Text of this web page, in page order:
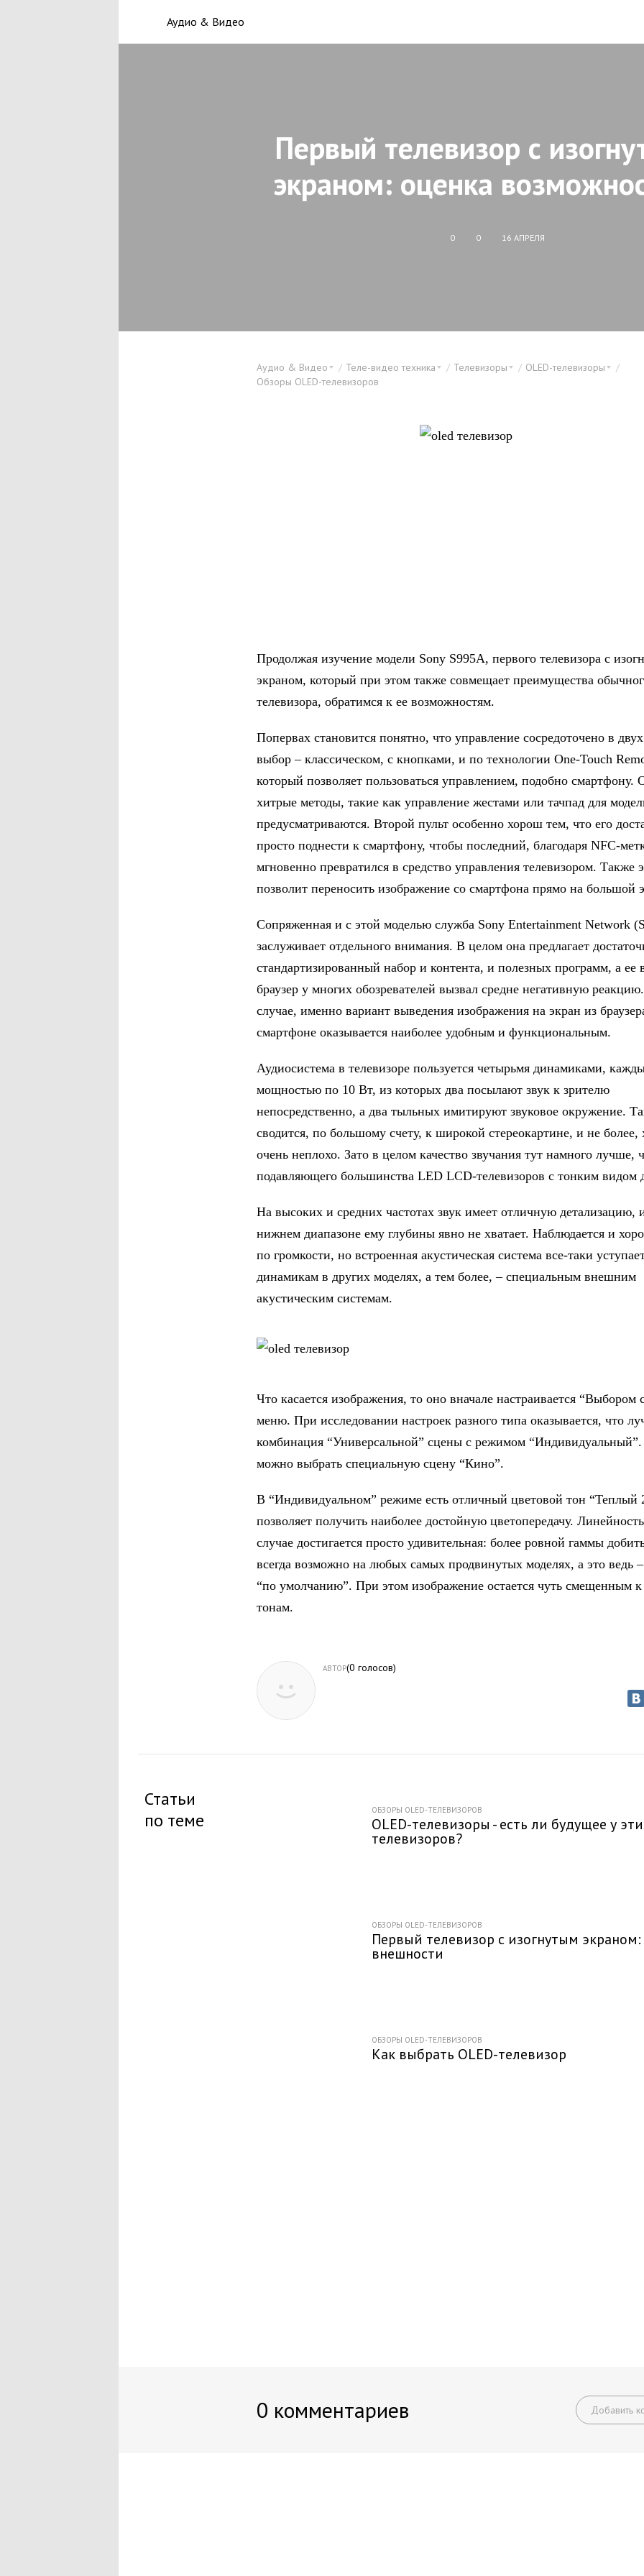
Аудио & Видео
Первый телевизор с
экраном: оценка
0 0 16 АПРЕЛЯ
Аудио & Видео Теле-видео техника Телевизоры
OLED-телевизоры
Обзоры OLED-телевизоров
Продолжая изучение модели Sony S995A, первого телевизора с
экраном, который при этом также совмещает преимущества
телевизора, обратимся к ее возможностям.
Попервах становится понятно, что управление сосредоточено в
выбор – классическом, с кнопками, и по технологии One-Touch
который позволяет пользоваться управлением, подобно смартфону.
хитрые методы, такие как управление жестами или тачпад для
предусматриваются. Второй пульт особенно хорош тем, что его
просто поднести к смартфону, чтобы последний, благодаря NFC-
мгновенно превратился в средство управления телевизором. Также
позволит переносить изображение со смартфона прямо на большой
Сопряженная и с этой моделью служба Sony Entertainment Network
заслуживает отдельного внимания. В целом она предлагает
стандартизированный набор и контента, и полезных программ, а ее
браузер у многих обозревателей вызвал средне негативную
случае, именно вариант выведения изображения на экран из
смартфоне оказывается наиболее удобным и функциональным.
Аудиосистема в телевизоре пользуется четырьмя динамиками,
мощностью по 10 Вт, из которых два посылают звук к зрителю
непосредственно, а два тыльных имитируют звуковое окружение.
сводится, по большому счету, к широкой стереокартине, и не более,
очень неплохо. Зато в целом качество звучания тут намного лучше,
подавляющего большинства LED LCD-телевизоров с тонким видом
На высоких и средних частотах звук имеет отличную детализацию,
нижнем диапазоне ему глубины явно не хватает. Наблюдается и
по громкости, но встроенная акустическая система все-таки
динамикам в других моделях, а тем более, – специальным внешним
акустическим системам.
Что касается изображения, то оно вначале настраивается “Выбором
меню. При исследовании настроек разного типа оказывается, что
комбинация “Универсальной” сцены с режимом
можно выбрать специальную сцену “Кино”.
В “Индивидуальном” режиме есть отличный цветовой тон “Теплый
позволяет получить наиболее достойную цветопередачу.
случае достигается просто удивительная: более ровной гаммы
всегда возможно на любых самых продвинутых моделях, а это ведь
“по умолчанию”. При этом изображение остается чуть смещенным
тонам.
АВТОР(0 голосов)
Статьи
по теме
ОБЗОРЫ OLED-ТЕЛЕВИЗОРОВ
OLED-телевизоры - есть ли будущее у
телевизоров?
ОБЗОРЫ OLED-ТЕЛЕВИЗОРОВ
Первый телевизор с изогнутым
внешности
ОБЗОРЫ OLED-ТЕЛЕВИЗОРОВ
Как выбрать OLED-телевизор
0 комментариев Добавить